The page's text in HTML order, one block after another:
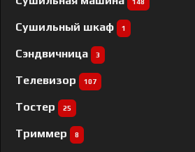
148
Сушильный шкаф 1
Сэндвичница 3
Телевизор 107
Тостер 25
Триммер 8